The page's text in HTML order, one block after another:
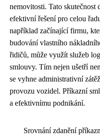
nemovitosti. Tato skutečnost
efektivní řešení pro celou
například začínající firmu,
budování vlastního
řidičů, může využít služeb
smlouvy. Tím nejen ušetří
se vyhne administrativní
provozu vozidel. Příkazní
a efektivnímu podnikání.
Srovnání zdanění